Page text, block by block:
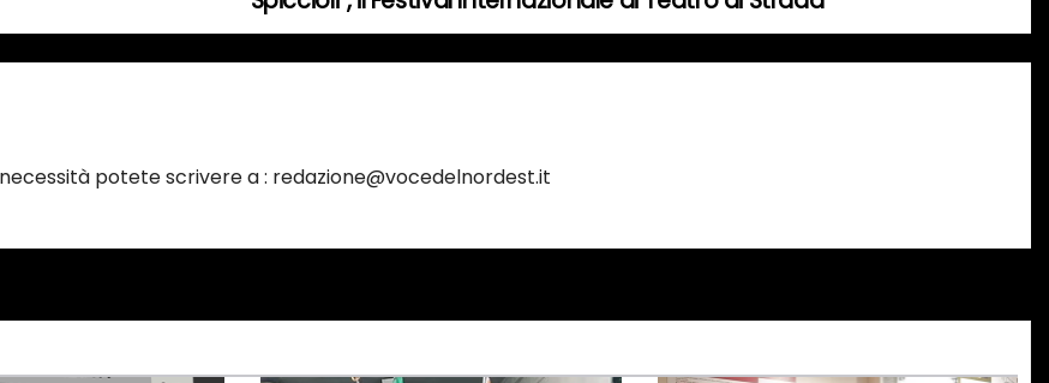
necessità potete scrivere a : redazione@vocedelnordest.it